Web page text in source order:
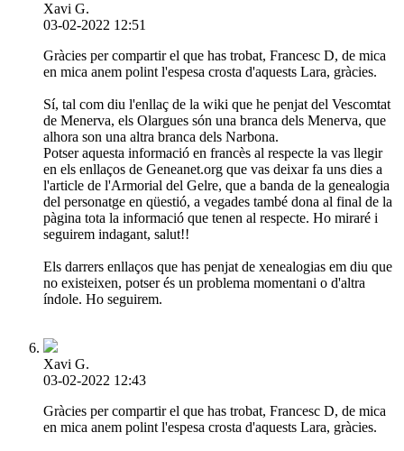
Xavi G.
03-02-2022 12:51
Gràcies per compartir el que has trobat, Francesc D, de mica
en mica anem polint l'espesa crosta d'aquests Lara, gràcies.
Sí, tal com diu l'enllaç de la wiki que he penjat del Vescomtat
de Menerva, els Olargues són una branca dels Menerva, que
alhora son una altra branca dels Narbona.
Potser aquesta informació en francès al respecte la vas llegir
en els enllaços de Geneanet.org que vas deixar fa uns dies a
l'article de l'Armorial del Gelre, que a banda de la genealogia
del personatge en qüestió, a vegades també dona al final de la
pàgina tota la informació que tenen al respecte. Ho miraré i
seguirem indagant, salut!!
Els darrers enllaços que has penjat de xenealogias em diu que
no existeixen, potser és un problema momentani o d'altra
índole. Ho seguirem.
Xavi G.
03-02-2022 12:43
Gràcies per compartir el que has trobat, Francesc D, de mica
en mica anem polint l'espesa crosta d'aquests Lara, gràcies.